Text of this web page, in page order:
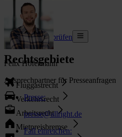
Jetzt Anspruch prüfen
Rechtsgebiete
Fluggastrecht
Verkehrsrecht
Arbeitsrecht
Mietpreisbremse
Felix Höfermann
Ansprechpartner für Presseanfragen
Presse:
presse@allright.de
Fall einreichen: